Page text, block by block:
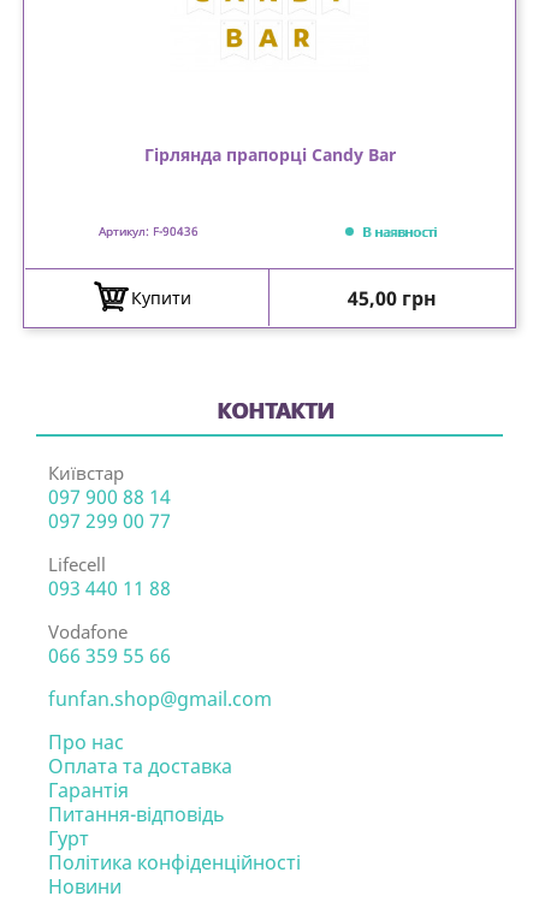
Гірлянда прапорці Candy Bar
Артикул: F-90436 В наявності
Купити Ціна
45,00 грн
КОНТАКТИ
Київстар
097 900 88 14
097 299 00 77
Lifecell
093 440 11 88
Vodafone
066 359 55 66
funfan.shop@gmail.com
Про нас
Оплата та доставка
Гарантія
Питання-відповідь
Гурт
Політика конфіденційності
Новини